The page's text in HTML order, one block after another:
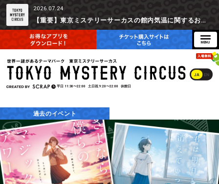
2026.07.24
【重要】東京ミステリーサーカスの館内気温に関するお詫びとご参加辞退時の返金対応について
JA EN
平日 11:30〜22:00 土日祝 9:20〜22:00 休館日
過去のイベント